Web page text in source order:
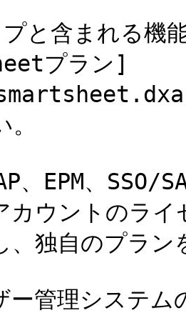
と含まれる機
プラン]
、EPM、SSO/
カウントのラ
、独自のプラン
ー管理システ